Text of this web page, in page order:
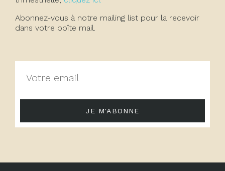
Abonnez-vous à notre mailing list pour la recevoir
dans votre boîte mail.
JE M'ABONNE